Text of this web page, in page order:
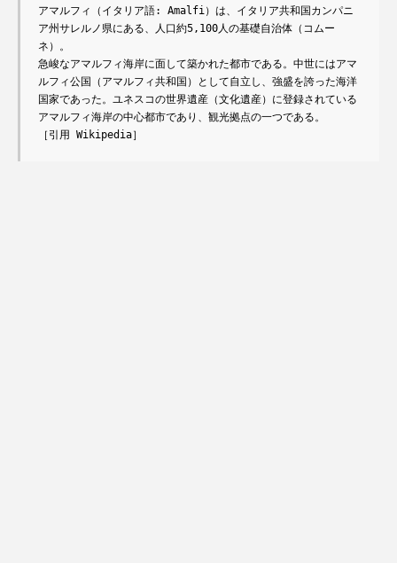
アマルフィ（イタリア語: Amalfi）は、イタリア共和国カンパニ
ア州サレルノ県にある、人口約5,100人の基礎自治体（コムー
ネ）。
急峻なアマルフィ海岸に面して築かれた都市である。中世にはアマ
ルフィ公国（アマルフィ共和国）として自立し、強盛を誇った海洋
国家であった。ユネスコの世界遺産（文化遺産）に登録されている
アマルフィ海岸の中心都市であり、観光拠点の一つである。
［引用 Wikipedia］